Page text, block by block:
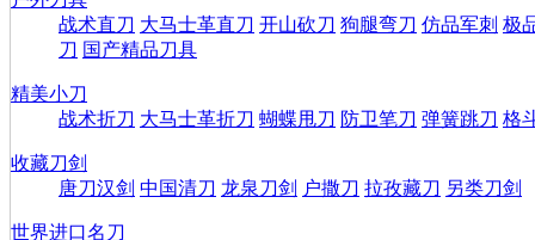
战术直刀 大马士革直刀 开山砍刀 狗腿弯刀 仿品军刺 极
刀 国产精品刀具
精美小刀
战术折刀 大马士革折刀 蝴蝶甩刀 防卫笔刀 弹簧跳刀 格
收藏刀剑
唐刀汉剑 中国清刀 龙泉刀剑 户撒刀 拉孜藏刀 另类刀剑
世界进口名刀